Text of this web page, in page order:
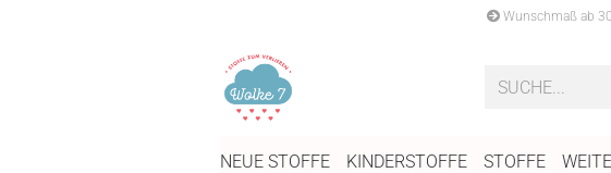
Wunschmaß ab
NEUE STOFFE KINDERSTOFFE STOFFE